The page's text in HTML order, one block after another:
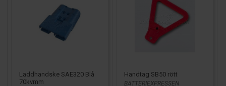
Laddhandske SAE320 Blå
70kvmm
Handtag SB50 rött
BATTERIEXPRESSEN